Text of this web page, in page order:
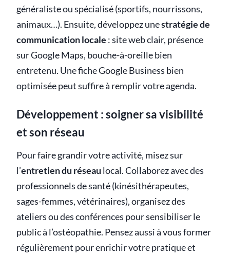
généraliste ou spécialisé (sportifs, nourrissons,
animaux…). Ensuite, développez unestratégie de
communication locale : site web clair, présence
sur Google Maps, bouche-à-oreille bien
entretenu. Une fiche Google Business bien
optimisée peut suffire à remplir votre agenda.
Développement : soigner sa visibilité
et son réseau
Pour faire grandir votre activité, misez sur
l’entretien du réseau local. Collaborez avec des
professionnels de santé (kinésithérapeutes,
sages-femmes, vétérinaires), organisez des
ateliers ou des conférences pour sensibiliser le
public à l’ostéopathie. Pensez aussi à vous former
régulièrement pour enrichir votre pratique et